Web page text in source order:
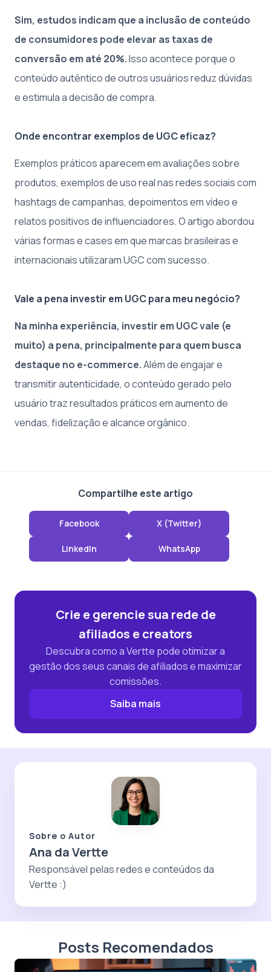
Sim, estudos indicam que a inclusão de conteúdo
de consumidores pode elevar as taxas de
conversão em até 20%.Isso acontece porque o
conteúdo autêntico de outros usuários reduz dúvidas
e estimula a decisão de compra.
Onde encontrar exemplos de UGC eficaz?
Exemplos práticos aparecem em avaliações sobre
produtos, exemplos de uso real nas redes sociais com
hashtags de campanhas, depoimentos em vídeo e
relatos positivos de influenciadores. O artigo abordou
várias formas e cases em que marcas brasileiras e
internacionais utilizaram UGC com sucesso.
Vale a pena investir em UGC para meu negócio?
Na minha experiência, investir em UGC vale (e
muito) a pena, principalmente para quem busca
destaque no e-commerce.Além de engajar e
transmitir autenticidade, o conteúdo gerado pelo
usuário traz resultados práticos em aumento de
vendas, fidelização e alcance orgânico.
Compartilhe este artigo
Facebook X (Twitter)
LinkedIn WhatsApp
Crie e gerencie sua rede de
afiliados e creators
Descubra como a Vertte pode otimizar a
gestão dos seus canais de afiliados e maximizar
comissões.
Saiba mais
Sobre o Autor
Ana da Vertte
Responsável pelas redes e conteúdos da
Vertte :)
Posts Recomendados